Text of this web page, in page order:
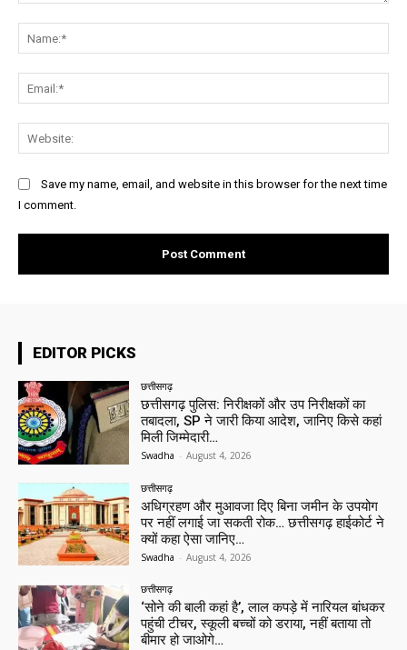
Save my name, email, and website in this browser for the next time
I comment.
EDITOR PICKS
छत्तीसगढ़
छत्तीसगढ़ पुलिस: निरीक्षकों और उप निरीक्षकों का
तबादला, SP ने जारी किया आदेश, जानिए किसे कहां
मिली जिम्मेदारी…
Swadha - August 4, 2026
छत्तीसगढ़
अधिग्रहण और मुआवजा दिए बिना जमीन के उपयोग
पर नहीं लगाई जा सकती रोक… छत्तीसगढ़ हाईकोर्ट ने
क्यों कहा ऐसा जानिए…
Swadha - August 4, 2026
छत्तीसगढ़
‘सोने की बाली कहां है’, लाल कपड़े में नारियल बांधकर
पहुंची टीचर, स्कूली बच्चों को डराया, नहीं बताया तो
बीमार हो जाओगे…